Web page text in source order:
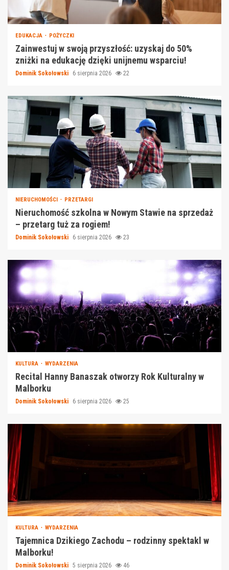
EDUKACJA POŻYCZKI
Zainwestuj w swoją przyszłość: uzyskaj do 50%
zniżki na edukację dzięki unijnemu wsparciu!
Dominik Sokołowski 6 sierpnia 2026 22
NIERUCHOMOŚCI PRZETARGI
Nieruchomość szkolna w Nowym Stawie na sprzedaż
– przetarg tuż za rogiem!
Dominik Sokołowski 6 sierpnia 2026 23
KULTURA WYDARZENIA
Recital Hanny Banaszak otworzy Rok Kulturalny w
Malborku
Dominik Sokołowski 6 sierpnia 2026 25
KULTURA WYDARZENIA
Tajemnica Dzikiego Zachodu – rodzinny spektakl w
Malborku!
Dominik Sokołowski 5 sierpnia 2026 46